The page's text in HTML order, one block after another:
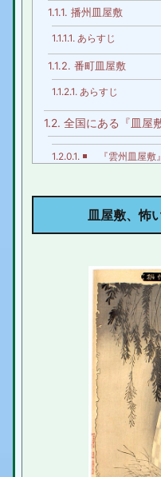
1.1.1. 播州皿屋敷
1.1.1.1. あらすじ
1.1.2. 番町皿屋敷
1.1.2.1. あらすじ
1.2. 全国にある『皿屋
1.2.0.1. ◾️ 『雲州皿屋
1.2.0.4.◾️ 高知県の四万
◾️ 福岡県の嘉麻
作品の中の皿屋敷
◾️『竹叟夜話』
◾️ 「姫路皿屋
◾「皿屋鋪辨疑録
番長皿屋敷
◾️ 怪談芝居『番
◾️ 戯曲『番町皿
皿屋敷、怖